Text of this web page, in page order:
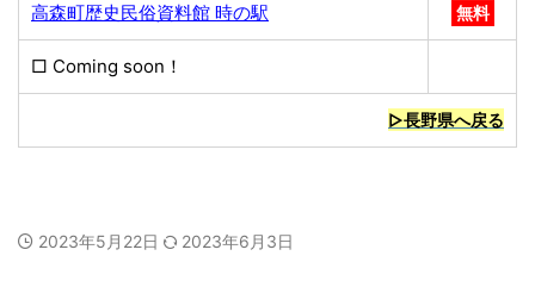
高森町歴史民俗資料館 時の駅 無料
□ Coming soon！
▷長野県へ戻る
2023年5月22日 2023年6月3日